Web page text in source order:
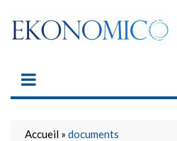
content
Accueil » documents